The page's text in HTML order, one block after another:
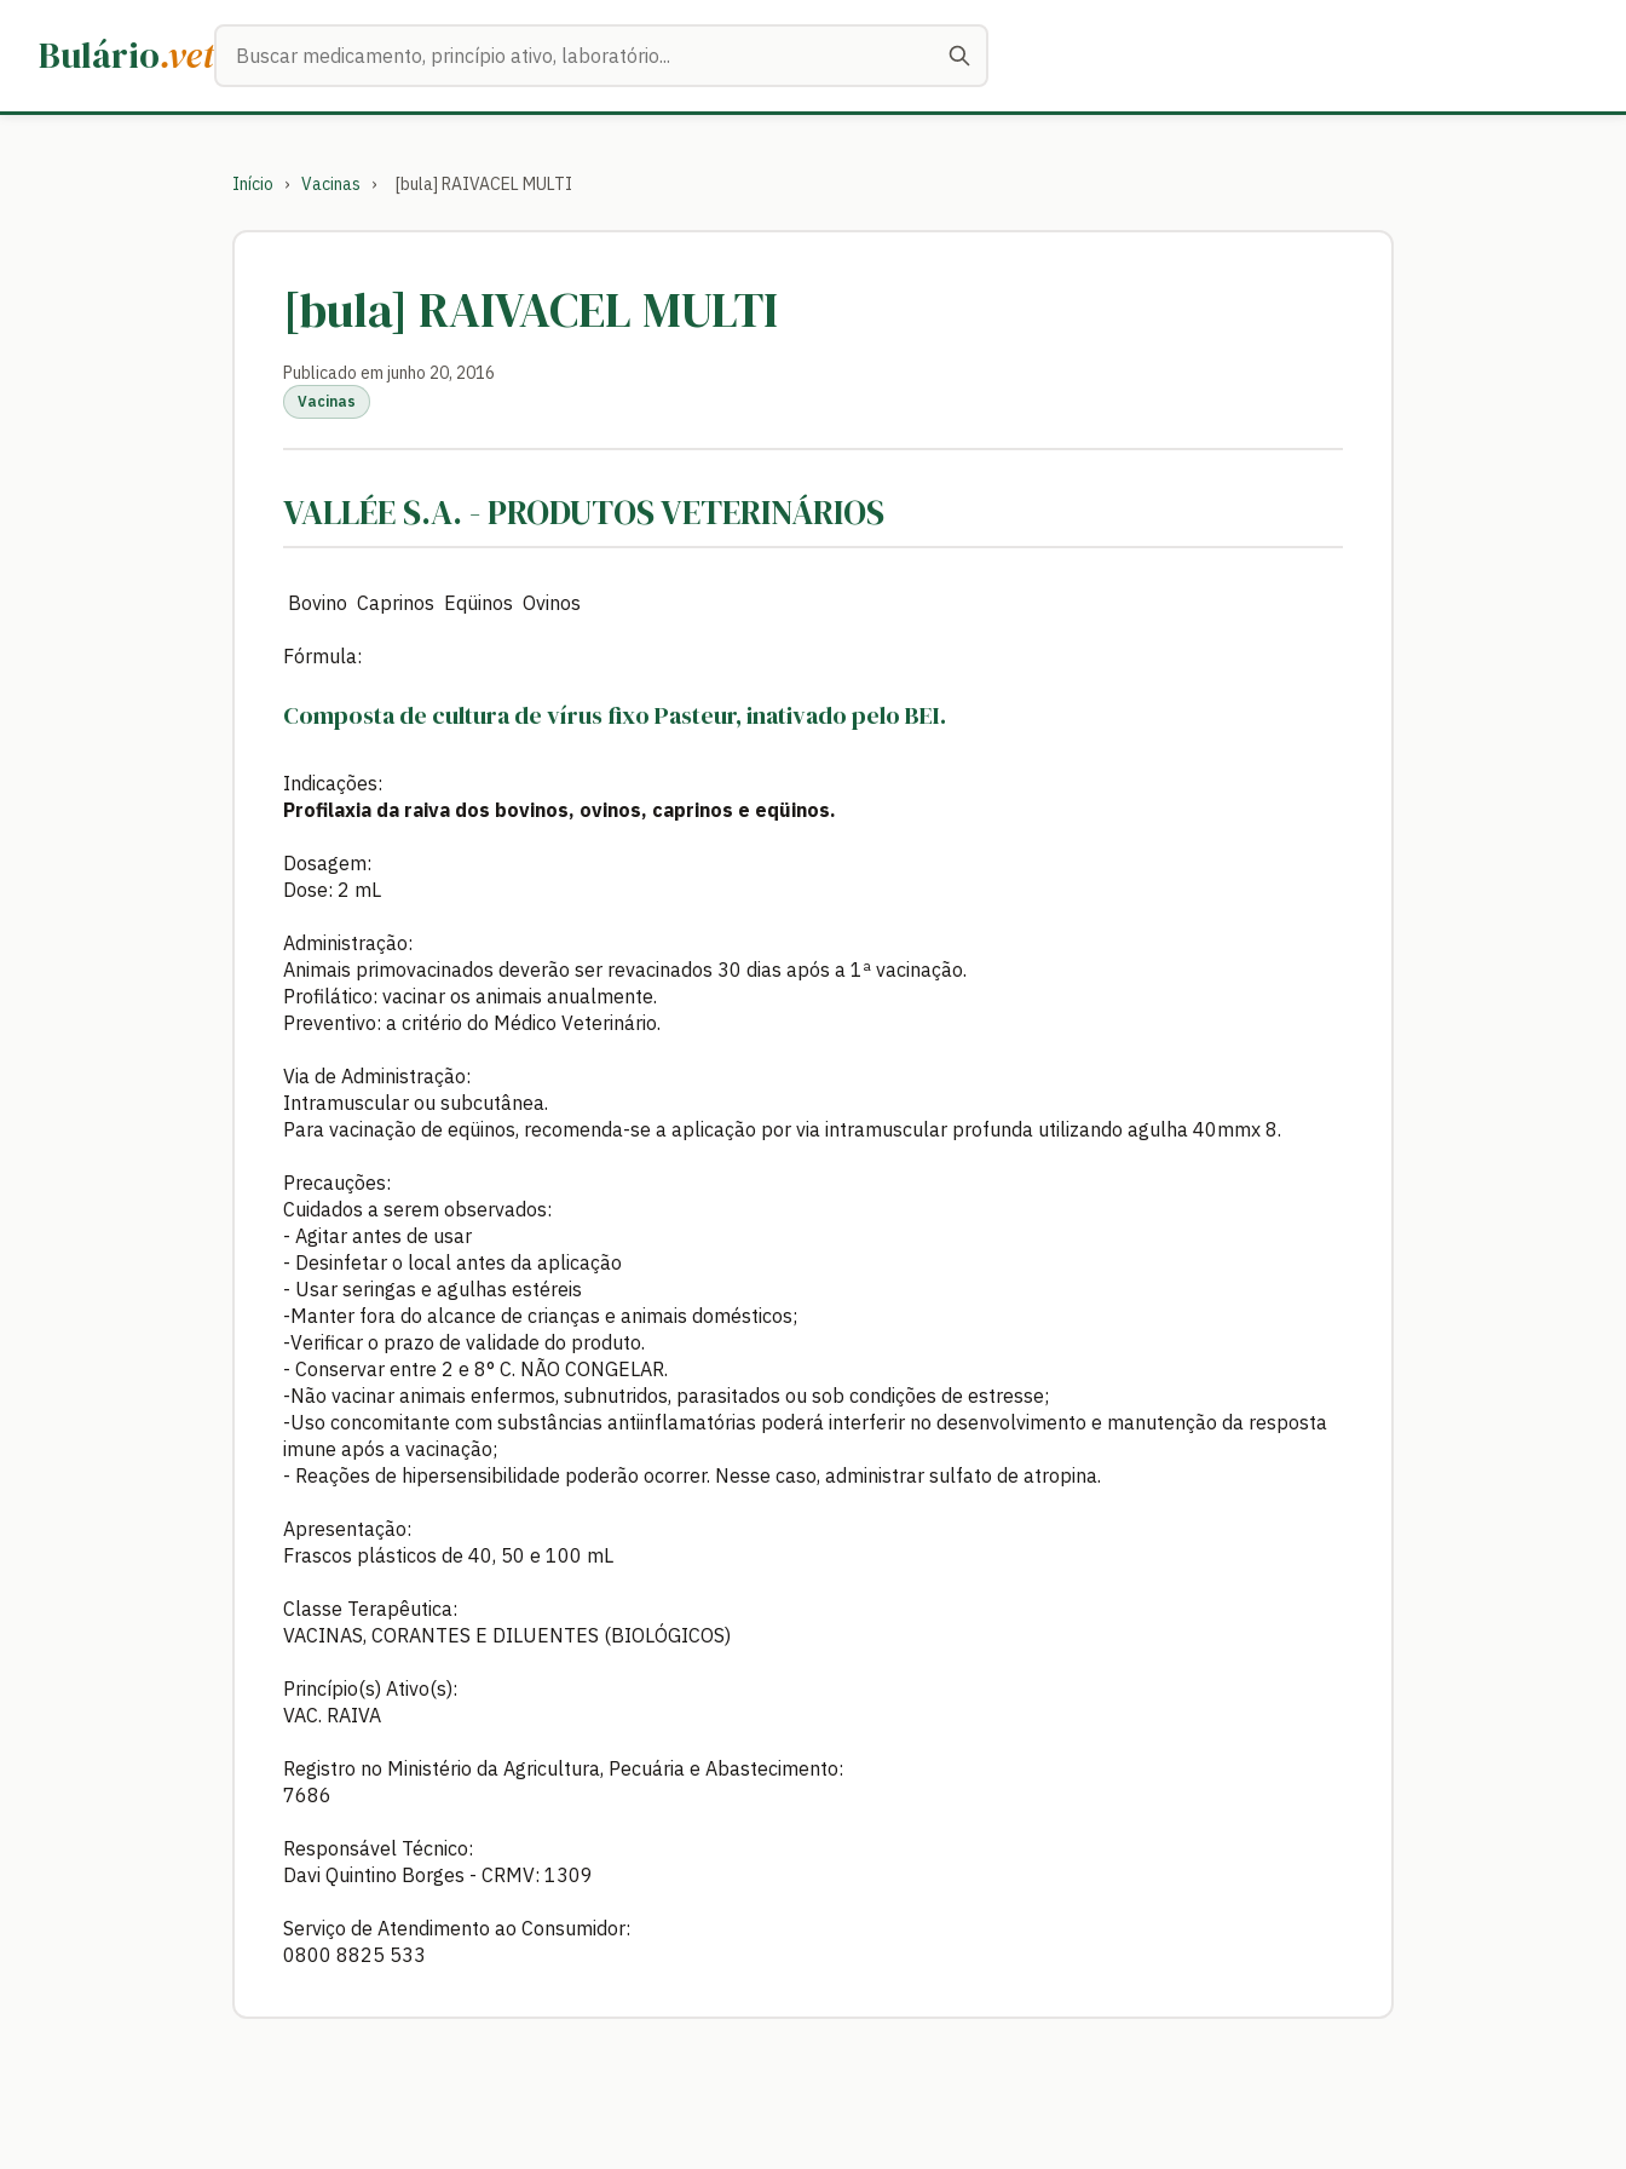
Bulário.vetBuscar medicamentos
Início › Vacinas › [bula] RAIVACEL MULTI
[bula] RAIVACEL MULTI
Publicado em junho 20, 2016
Vacinas
VALLÉE S.A. - PRODUTOS VETERINÁRIOS
Bovino Caprinos Eqüinos Ovinos
Fórmula:
Composta de cultura de vírus fixo Pasteur, inativado pelo BEI.
Indicações:
Profilaxia da raiva dos bovinos, ovinos, caprinos e eqüinos.
Dosagem:
Dose: 2 mL
Administração:
Animais primovacinados deverão ser revacinados 30 dias após a 1ª vacinação.
Profilático: vacinar os animais anualmente.
Preventivo: a critério do Médico Veterinário.
Via de Administração:
Intramuscular ou subcutânea.
Para vacinação de eqüinos, recomenda-se a aplicação por via intramuscular profunda utilizando agulha 40mmx 8.
Precauções:
Cuidados a serem observados:
- Agitar antes de usar
- Desinfetar o local antes da aplicação
- Usar seringas e agulhas estéreis
-Manter fora do alcance de crianças e animais domésticos;
-Verificar o prazo de validade do produto.
- Conservar entre 2 e 8° C. NÃO CONGELAR.
-Não vacinar animais enfermos, subnutridos, parasitados ou sob condições de estresse;
-Uso concomitante com substâncias antiinflamatórias poderá interferir no desenvolvimento e manutenção da resposta
imune após a vacinação;
- Reações de hipersensibilidade poderão ocorrer. Nesse caso, administrar sulfato de atropina.
Apresentação:
Frascos plásticos de 40, 50 e 100 mL
Classe Terapêutica:
VACINAS, CORANTES E DILUENTES (BIOLÓGICOS)
Princípio(s) Ativo(s):
VAC. RAIVA
Registro no Ministério da Agricultura, Pecuária e Abastecimento:
7686
Responsável Técnico:
Davi Quintino Borges - CRMV: 1309
Serviço de Atendimento ao Consumidor:
0800 8825 533